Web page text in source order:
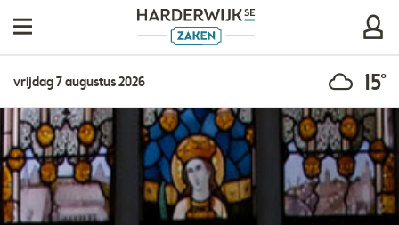
vrijdag 7 augustus 2026 15°